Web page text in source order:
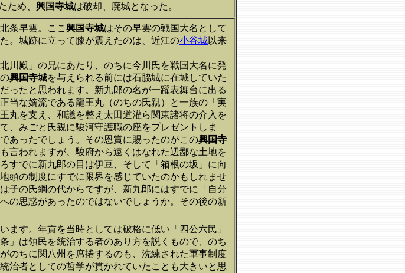
ため、 興国寺城は破却、廃城となった。
条早雲。ここ 興国寺城はその早雲の戦国大名として
。城跡に立って膝が震えたのは、近江の小谷城以来
川殿」の兄にあたり、のちに今川氏を戦国大名に発
興国寺城を与えられる前には石脇城に在城していた
ったと思われます。新九郎の名が一躍表舞台に出る
当な嫡流である龍王丸（のちの氏親）と一族の「実
丸を支え、和議を整え太田道灌ら関東諸将の介入を
、みごと氏親に駿河守護職の座をプレゼントしま
あったでしょう。その恩賞に賜ったのがこの興国寺
言われますが、駿府から遠くはなれた辺鄙な土地を
すでに新九郎の目は伊豆、そして「箱根の坂」に向
頭の制度にすでに限界を感じていたのかもしれませ
子の氏綱の代からですが、新九郎にはすでに「自分
の思惑があったのではないでしょうか。その後の新
ます。年貢を当時としては破格に低い「四公六民」
」は領民を統治する者のあり方を説くもので、のち
のちに関八州を席捲するのも、洗練された軍事制度
治者としての哲学が貫かれていたことも大きいと思